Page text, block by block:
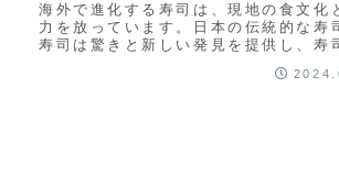
海外で進化する寿司は、現地の食文化
力を放っています。日本の伝統的な寿
寿司は驚きと新しい発見を提供し、寿
文化の新しい一面を発見できます。